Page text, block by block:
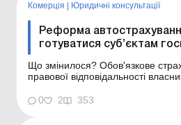
Комерція | Юридичні консультації
Реформа
готуватися суб’єктам
Що змінилося? Обов'язкове
правової відповідальності
називають «автоцивілкою», –
розповсюджений вид страхування
0 2 353